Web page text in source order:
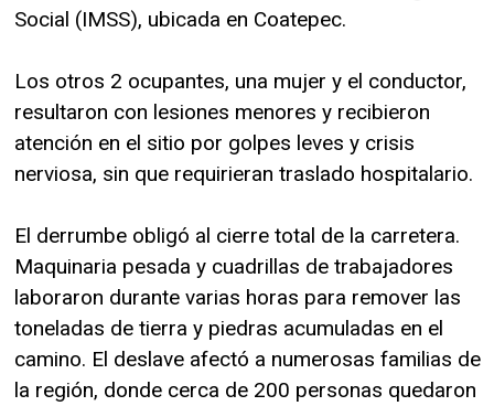
Social (IMSS), ubicada en Coatepec.
Los otros 2 ocupantes, una mujer y el conductor,
resultaron con lesiones menores y recibieron
atención en el sitio por golpes leves y crisis
nerviosa, sin que requirieran traslado hospitalario.
El derrumbe obligó al cierre total de la carretera.
Maquinaria pesada y cuadrillas de trabajadores
laboraron durante varias horas para remover las
toneladas de tierra y piedras acumuladas en el
camino. El deslave afectó a numerosas familias de
la región, donde cerca de 200 personas quedaron